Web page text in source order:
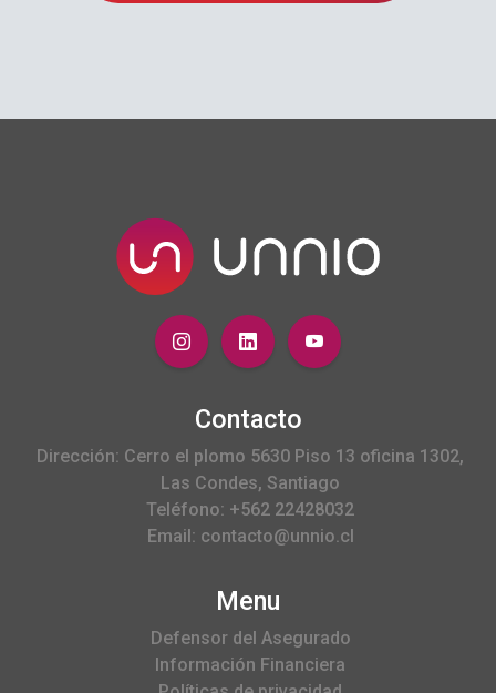
Contacto
Dirección: Cerro el plomo 5630 Piso 13 oficina 1302,
Las Condes, Santiago
Teléfono: +562 22428032
Email: contacto@unnio.cl
Menu
Defensor del Asegurado
Información Financiera